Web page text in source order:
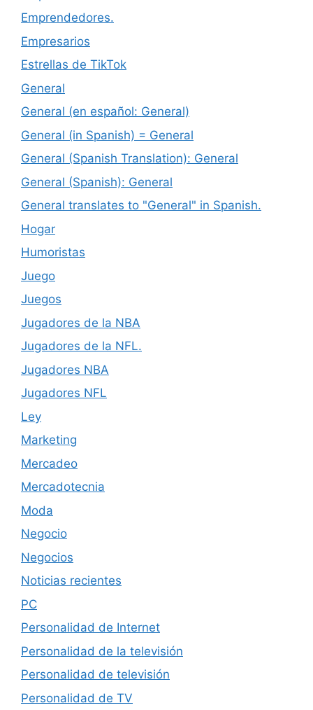
Emprendedores.
Empresarios
Estrellas de TikTok
General
General (en español: General)
General (in Spanish) = General
General (Spanish Translation): General
General (Spanish): General
General translates to "General" in Spanish.
Hogar
Humoristas
Juego
Juegos
Jugadores de la NBA
Jugadores de la NFL.
Jugadores NBA
Jugadores NFL
Ley
Marketing
Mercadeo
Mercadotecnia
Moda
Negocio
Negocios
Noticias recientes
PC
Personalidad de Internet
Personalidad de la televisión
Personalidad de televisión
Personalidad de TV